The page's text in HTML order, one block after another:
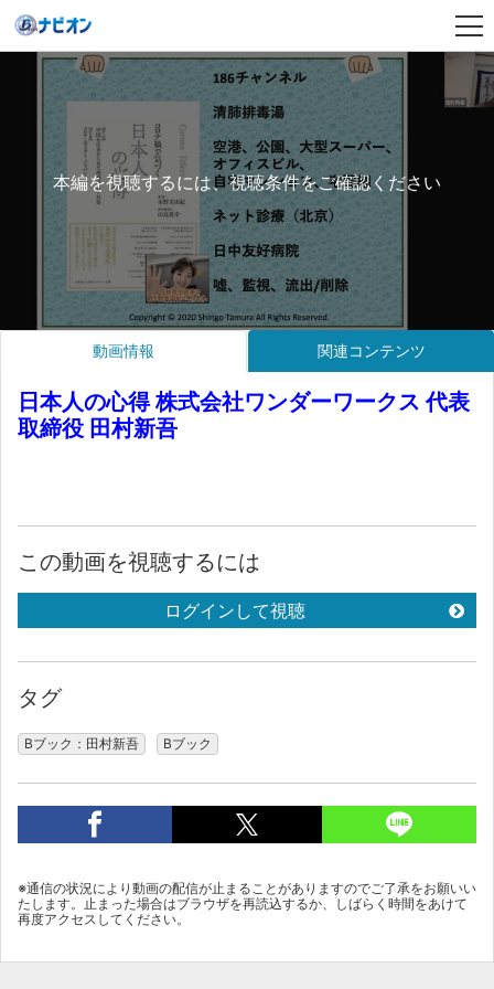
本編を視聴するには、視聴条件をご確認ください
動画情報 関連コンテンツ
日本人の心得 株式会社ワンダーワークス 代表
取締役 田村新吾
この動画を視聴するには
ログインして視聴
タグ
Bブック：田村新吾 Bブック
※通信の状況により動画の配信が止まることがありますのでご了承をお願いい
たします。止まった場合はブラウザを再読込するか、しばらく時間をあけて
再度アクセスしてください。